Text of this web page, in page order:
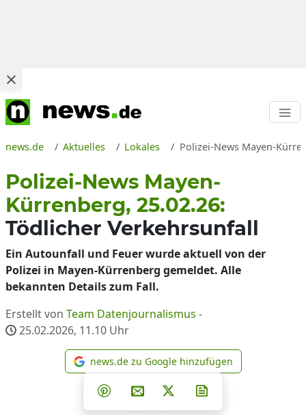
news.de Aktuelles Lokales Polizei-News Mayen-
Polizei-News Mayen-
Kürrenberg, 25.02.26:
Tödlicher Verkehrsunfall
Ein Autounfall und Feuer wurde aktuell von der
Polizei in Mayen-Kürrenberg gemeldet. Alle
bekannten Details zum Fall.
Erstellt von Team Datenjournalismus -
25.02.2026, 11.10 Uhr
news.de zu Google
news.de zu Google hinzufügen
Teilen auf Facebook
Teilen auf Whatsapp
Teilen auf Telegram
Teilen auf Pinterest
Per E-Mail teilen
Post auf X